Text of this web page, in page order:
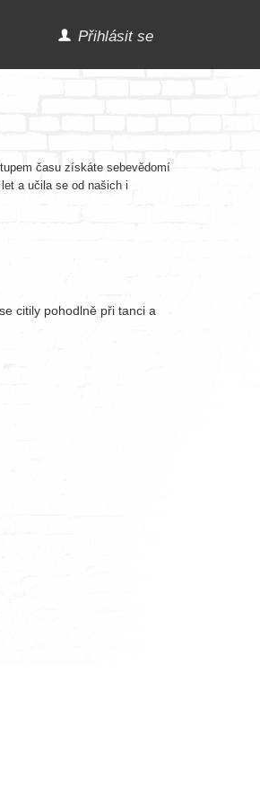
Přihlásit se
času získáte sebevědomí
a učila se od našich i
citily pohodlně při tanci a